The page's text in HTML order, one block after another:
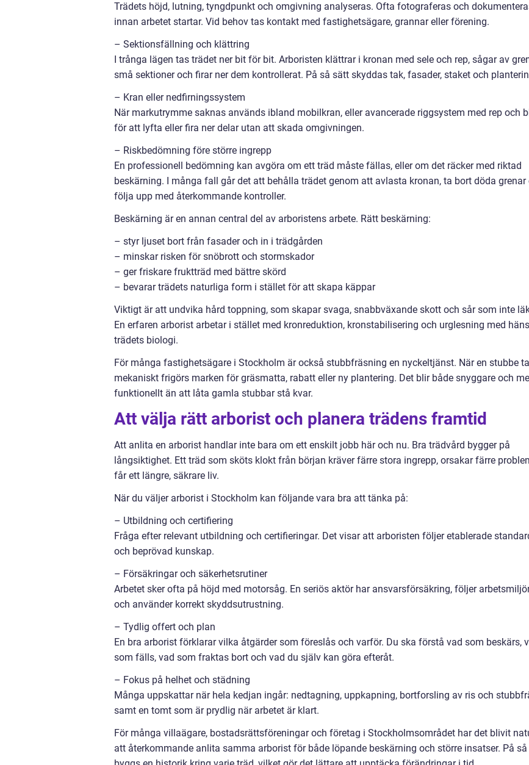
Trädets höjd, lutning, tyngdpunkt och omgivning analyseras. Ofta fotograferas och
innan arbetet startar. Vid behov tas kontakt med fastighetsägare, grannar eller förening.
– Sektionsfällning och klättring
I trånga lägen tas trädet ner bit för bit. Arboristen klättrar i kronan med sele och rep, sågar av
små sektioner och firar ner dem kontrollerat. På så sätt skyddas tak, fasader, staket och
– Kran eller nedfirningssystem
När markutrymme saknas används ibland mobilkran, eller avancerade riggsystem med rep och
för att lyfta eller fira ner delar utan att skada omgivningen.
– Riskbedömning före större ingrepp
En professionell bedömning kan avgöra om ett träd måste fällas, eller om det räcker med riktad
beskärning. I många fall går det att behålla trädet genom att avlasta kronan, ta bort döda grenar
följa upp med återkommande kontroller.
Beskärning är en annan central del av arboristens arbete. Rätt beskärning:
– styr ljuset bort från fasader och in i trädgården
– minskar risken för snöbrott och stormskador
– ger friskare fruktträd med bättre skörd
– bevarar trädets naturliga form i stället för att skapa käppar
Viktigt är att undvika hård toppning, som skapar svaga, snabbväxande skott och sår som inte
En erfaren arborist arbetar i stället med kronreduktion, kronstabilisering och urglesning med
trädets biologi.
För många fastighetsägare i Stockholm är också stubbfräsning en nyckeltjänst. När en stubbe
mekaniskt frigörs marken för gräsmatta, rabatt eller ny plantering. Det blir både snyggare och
funktionellt än att låta gamla stubbar stå kvar.
Att välja rätt arborist och planera trädens framtid
Att anlita en arborist handlar inte bara om ett enskilt jobb här och nu. Bra trädvård bygger på
långsiktighet. Ett träd som sköts klokt från början kräver färre stora ingrepp, orsakar färre
får ett längre, säkrare liv.
När du väljer arborist i Stockholm kan följande vara bra att tänka på:
– Utbildning och certifiering
Fråga efter relevant utbildning och certifieringar. Det visar att arboristen följer etablerade
och beprövad kunskap.
– Försäkringar och säkerhetsrutiner
Arbetet sker ofta på höjd med motorsåg. En seriös aktör har ansvarsförsäkring, följer
och använder korrekt skyddsutrustning.
– Tydlig offert och plan
En bra arborist förklarar vilka åtgärder som föreslås och varför. Du ska förstå vad som beskärs,
som fälls, vad som fraktas bort och vad du själv kan göra efteråt.
– Fokus på helhet och städning
Många uppskattar när hela kedjan ingår: nedtagning, uppkapning, bortforsling av ris och
samt en tomt som är prydlig när arbetet är klart.
För många villaägare, bostadsrättsföreningar och företag i Stockholmsområdet har det blivit
att återkommande anlita samma arborist för både löpande beskärning och större insatser. På